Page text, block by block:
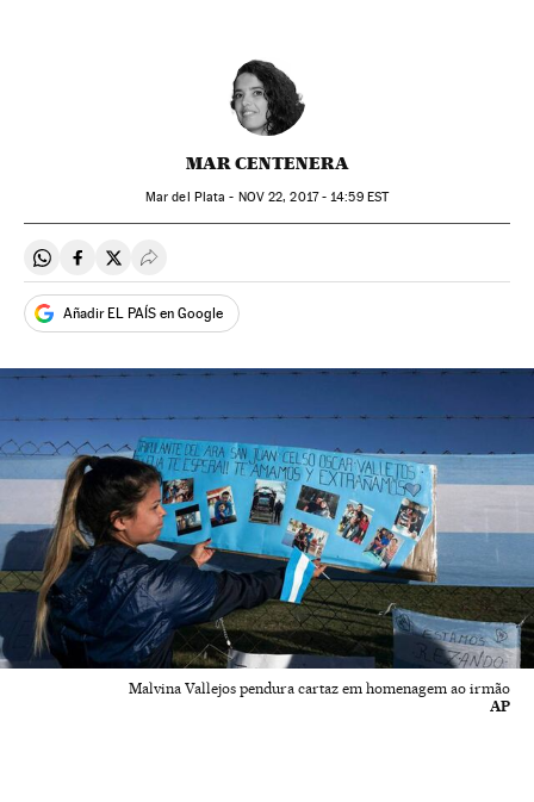
MAR CENTENERA
Mar del Plata - NOV22, 2017 - 14:59EST
Compartir en Whatsapp
Compartir en Facebook
Compartir en Twitter
Desplegar Redes Sociales
Añadir EL PAÍS en Google
Malvina Vallejos pendura cartaz em homenagem ao irmão
AP